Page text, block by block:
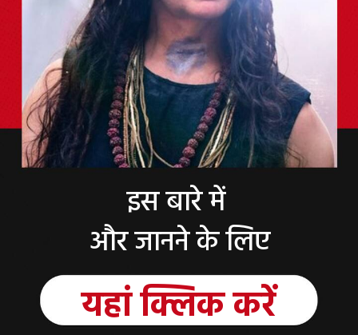
इस बारे में
और जानने के लिए
यहां क्लिक करें